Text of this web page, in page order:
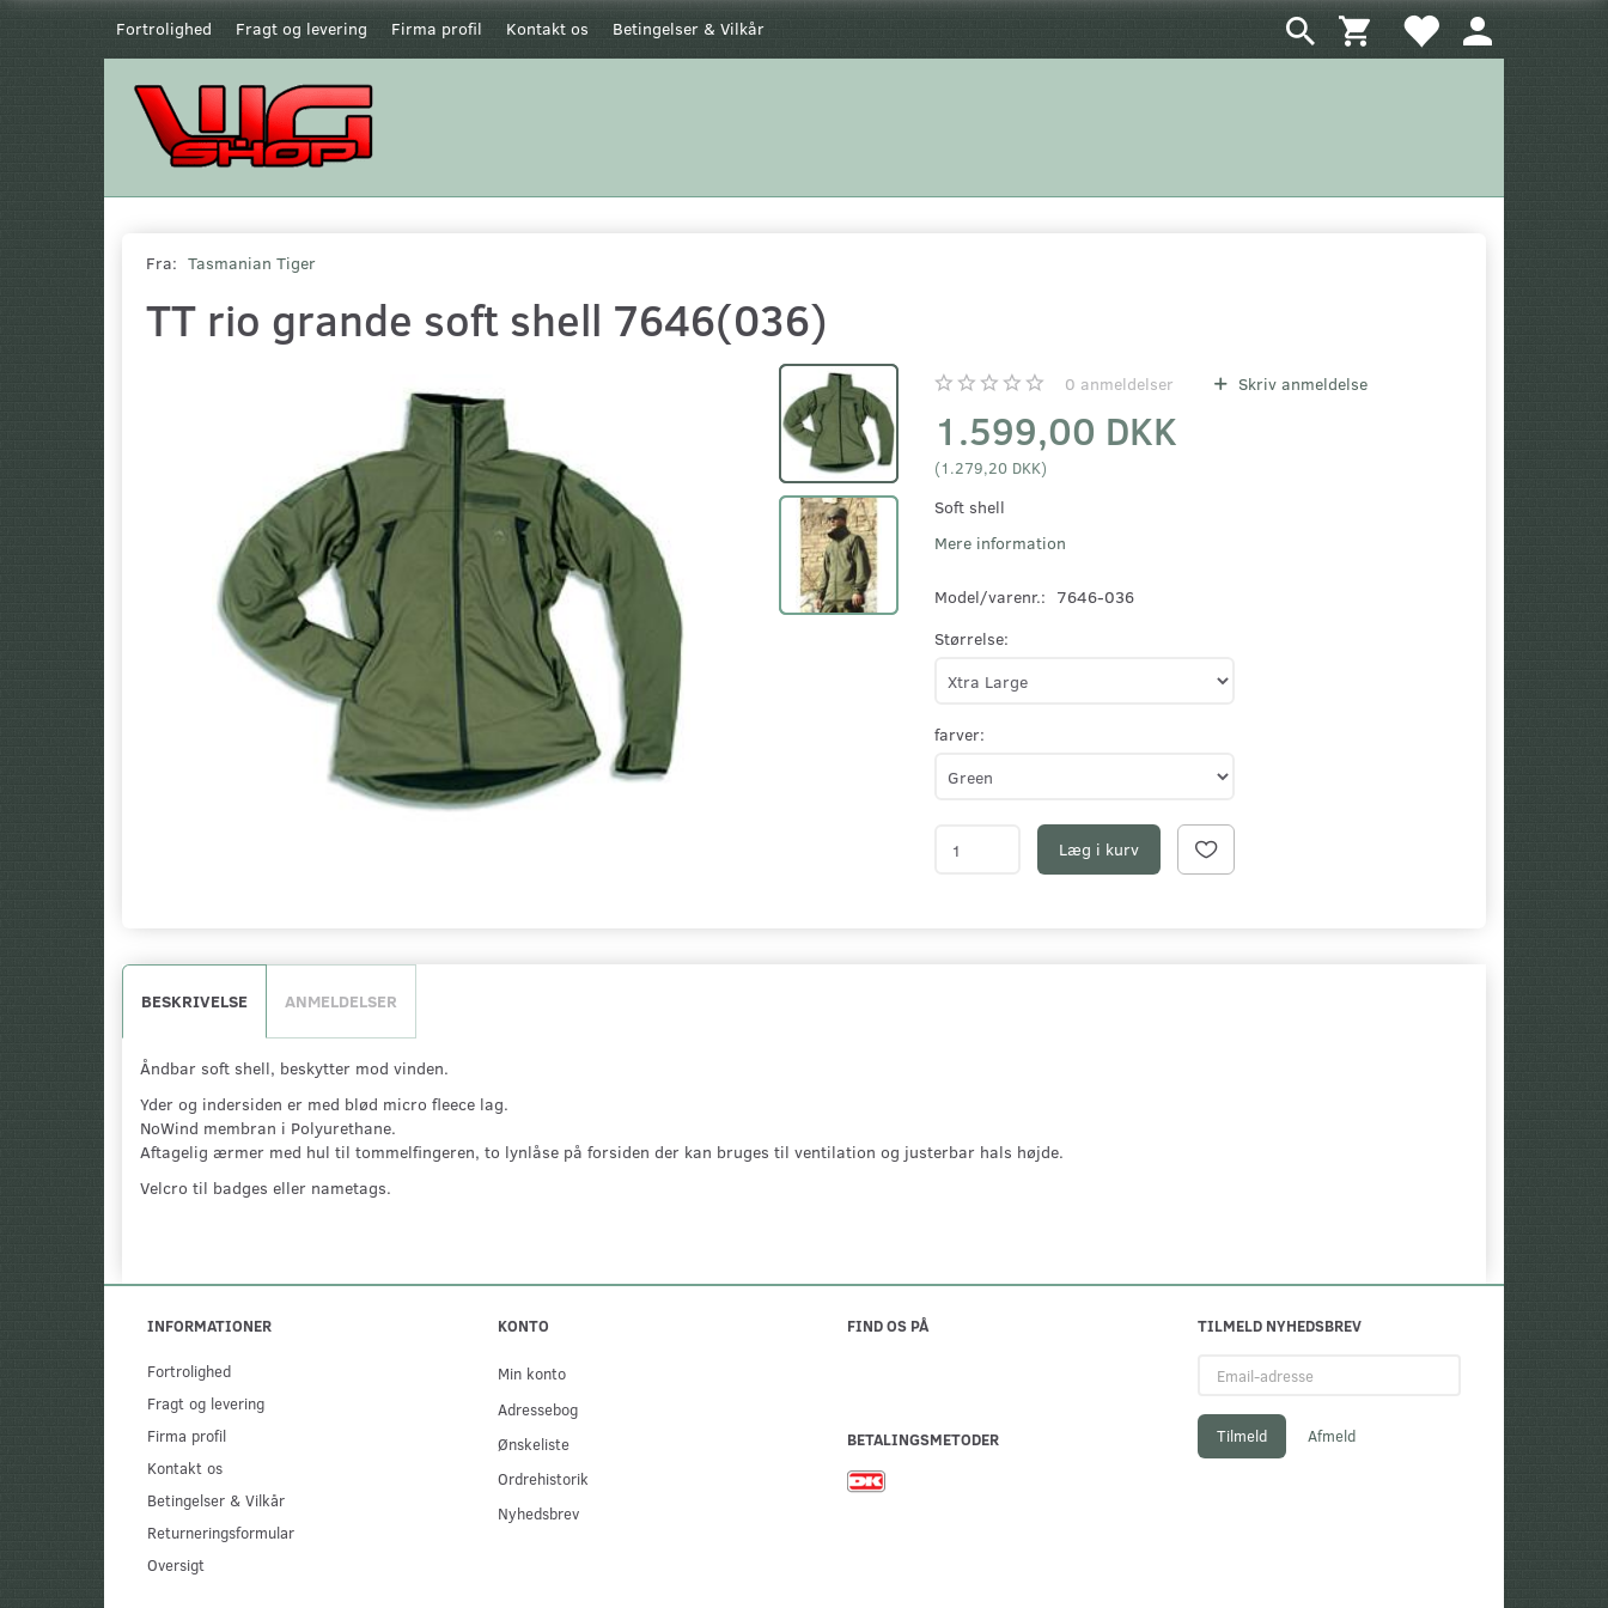
Fortrolighed Fragt og levering Firma profil Kontakt os Betingelser & Vilkår
Fra: Tasmanian Tiger
TT rio grande soft shell 7646(036)
0 anmeldelser Skriv anmeldelse
1.599,00 DKK
(1.279,20 DKK)
Soft shell
Mere information
Model/varenr.: 7646-036
Størrelse:
farver:
Læg i kurv
BESKRIVELSE ANMELDELSER
Åndbar soft shell, beskytter mod vinden.
Yder og indersiden er med blød micro fleece lag.
NoWind membran i Polyurethane.
Aftagelig ærmer med hul til tommelfingeren, to lynlåse på forsiden der kan bruges til ventilation og justerbar hals højde.
Velcro til badges eller nametags.
INFORMATIONER
Fortrolighed
Fragt og levering
Firma profil
Kontakt os
Betingelser & Vilkår
Returneringsformular
Oversigt
KONTO
Min konto
Adressebog
Ønskeliste
Ordrehistorik
Nyhedsbrev
FIND OS PÅ
BETALINGSMETODER
TILMELD NYHEDSBREV
adresse
Tilmeld Afmeld